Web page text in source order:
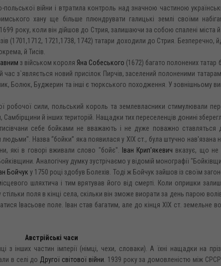
війни і втратила контроль над значною частиною
хану ще більше плюндрувати галицькі землі своїми
року, коли він дійшов до Стрия, залишаючи за собою спалені міста й
(1701,1712, 1721,1738, 1742) татари доходили до Стрия. Безперечно,
й Тисів.
з військом короля Яна Собеського (1672) багато полонених татар
час з`являється новий присілок Пирчів, заселений полоненими
Болюк, Буджерин та інші є тюркського походження. У зовнішньому
робочої сили, польський король та землевласники стимулювали
Самбірщини й інших територій. Нащадки тих переселенців донині
себе бойками не вважають і не дуже поважно ставляться
людьми". Назва “бойки” яка появилася у XIX ст., була штучно нав'язана
які в говорі вживали слово "бойє".
Іван Крип'якевич вказує, що не
Аналогічну думку зустрічаємо у відомій монографії
Бойчук у 1750 році здобув Болехів. Тоді ж Бойчук зайшов із своїм
шляхтича і тим врятував його від смерті. Коли опришки
поля в кінці села, скільки він зможе виорати за день парою
Івасьове поле. Іван став багатим, але до кінця XIX ст. земельне
Австрійські часи
з інших частин імперії (німці, чехи, словаки). А їхні нащадки на
в селі до Другої світової війни . 1939 року за домовленістю між